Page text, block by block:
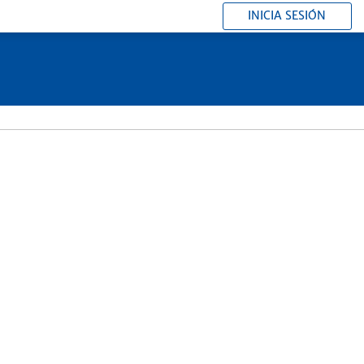
INICIA SESIÓN